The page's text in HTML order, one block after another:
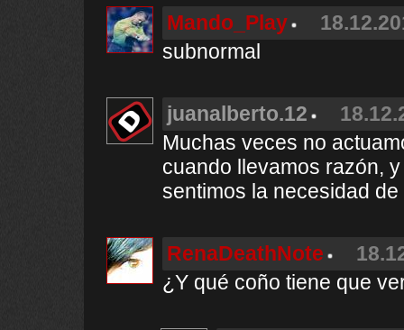
Mando_Play
subnormal
juanalberto.12
Muchas veces no
cuando llevamos razón,
sentimos la necesidad
RenaDeathNote
¿Y qué coño tiene que